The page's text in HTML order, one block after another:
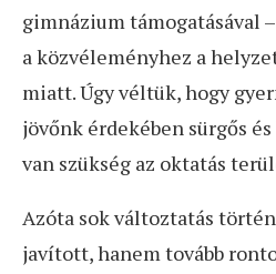
gimnázium támogatásával
a közvéleményhez a
miatt. Úgy véltük, hogy
jövőnk érdekében sürgős
van szükség az oktatás
Azóta sok változtatás
javított, hanem tovább